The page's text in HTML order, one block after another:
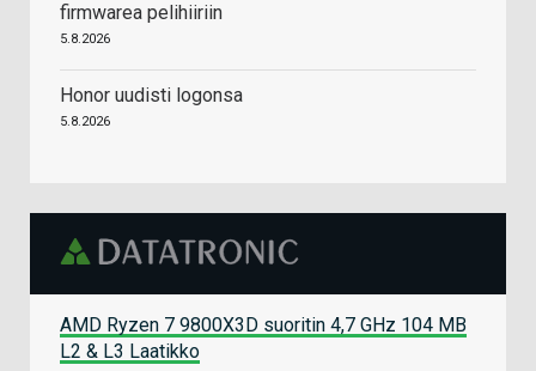
firmwarea pelihiiriin
5.8.2026
Honor uudisti logonsa
5.8.2026
AMD Ryzen 7 9800X3D suoritin 4,7 GHz 104 MB
L2 & L3 Laatikko